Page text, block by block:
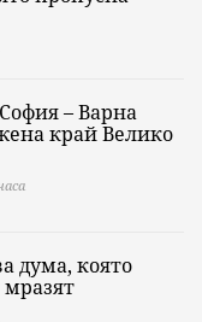
– Варна
край Велико
дума, която